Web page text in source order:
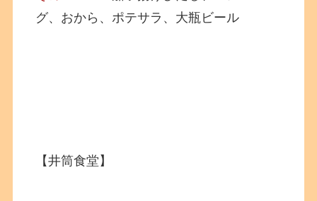
グ、おから、ポテサラ、大瓶ビール
【井筒食堂】